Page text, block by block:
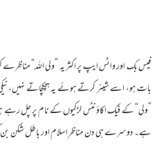
فیس بک اور واٹس ایپ پر اکثر یہ ”ولی اللہ“
بات ہو، اسے شیئر کرتے ہوئے یہ ہچکچاتے نہیں،
”ولی“ کے فیک اکاؤنٹس لڑکیوں کے نام پر چل رہے
ہے۔ دوسرے ہی دن مناظرِ اسلام اور باطل شکن بن